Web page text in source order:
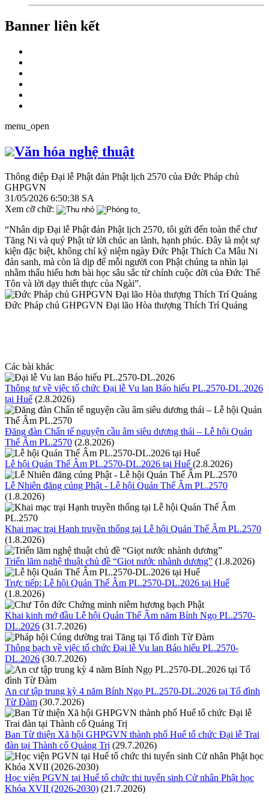
Banner liên kết
menu_open
Văn hóa nghệ thuật
Thông điệp Đại lễ Phật đản Phật lịch 2570 của Đức Pháp chủ
GHPGVN
31/05/2026 6:50:38 SA
Xem cỡ chữ:
“Nhân dịp Đại lễ Phật đản Phật lịch 2570, tôi gửi đến toàn thể chư
Tăng Ni và quý Phật tử lời chúc an lành, hạnh phúc. Đây là một sự
kiện đặc biệt, không chỉ kỷ niệm ngày Đức Phật Thích Ca Mâu Ni
đản sanh, mà còn là dịp để mỗi người con Phật chúng ta nhìn lại
nhằm thấu hiểu hơn bài học sâu sắc từ chính cuộc đời của Đức Thế
Tôn và lời dạy thiết thực của Ngài”.
Đức Pháp chủ GHPGVN Đại lão Hòa thượng Thích Trí Quảng
Các bài khác
Thông tư về việc tổ chức Đại lễ Vu lan Báo hiếu PL.2570-DL.2026
tại Huế (2.8.2026)
Đăng đàn Chẩn tế nguyện cầu âm siêu dương thái – Lễ hội Quán
Thế Âm PL.2570 (2.8.2026)
Lễ hội Quán Thế Âm PL.2570-DL.2026 tại Huế (2.8.2026)
Lễ Nhiên đăng cúng Phật - Lễ hội Quán Thế Âm PL.2570
(1.8.2026)
Khai mạc trại Hạnh truyền thống tại Lễ hội Quán Thế Âm PL.2570
(1.8.2026)
Triển lãm nghệ thuật chủ đề “Giọt nước nhành dương” (1.8.2026)
Trực tiếp: Lễ hội Quán Thế Âm PL.2570-DL.2026 tại Huế
(1.8.2026)
Khai kinh mở đầu Lễ hội Quán Thế Âm năm Bính Ngọ PL.2570-
DL.2026 (31.7.2026)
Thông bạch về việc tổ chức Đại lễ Vu lan Báo hiếu PL.2570-
DL.2026 (30.7.2026)
An cư tập trung kỳ 4 năm Bính Ngọ PL.2570-DL.2026 tại Tổ đình
Từ Đàm (30.7.2026)
Ban Từ thiện Xã hội GHPGVN thành phố Huế tổ chức Đại lễ Trai
đàn tại Thành cổ Quảng Trị (29.7.2026)
Học viện PGVN tại Huế tổ chức thi tuyển sinh Cử nhân Phật học
Khóa XVII (2026-2030) (21.7.2026)